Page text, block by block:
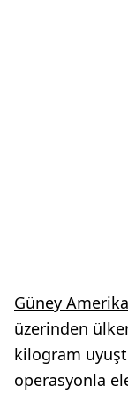
Güney Amerika
üzerinden
kilogram
operasyonla